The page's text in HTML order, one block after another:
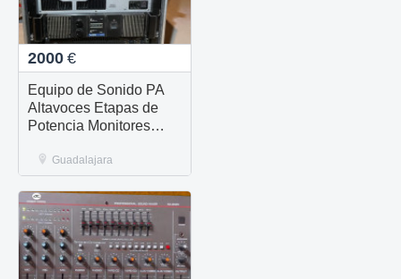
2000 €
Equipo de Sonido PA
Altavoces Etapas de
Potencia Monitores
Guadalajara